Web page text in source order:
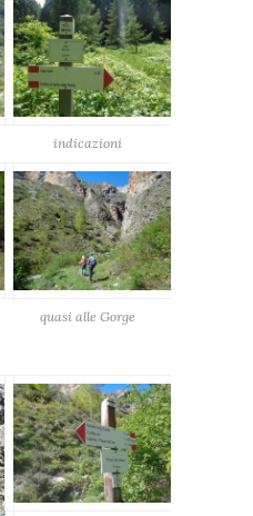
indicazioni
quasi alle Gorge